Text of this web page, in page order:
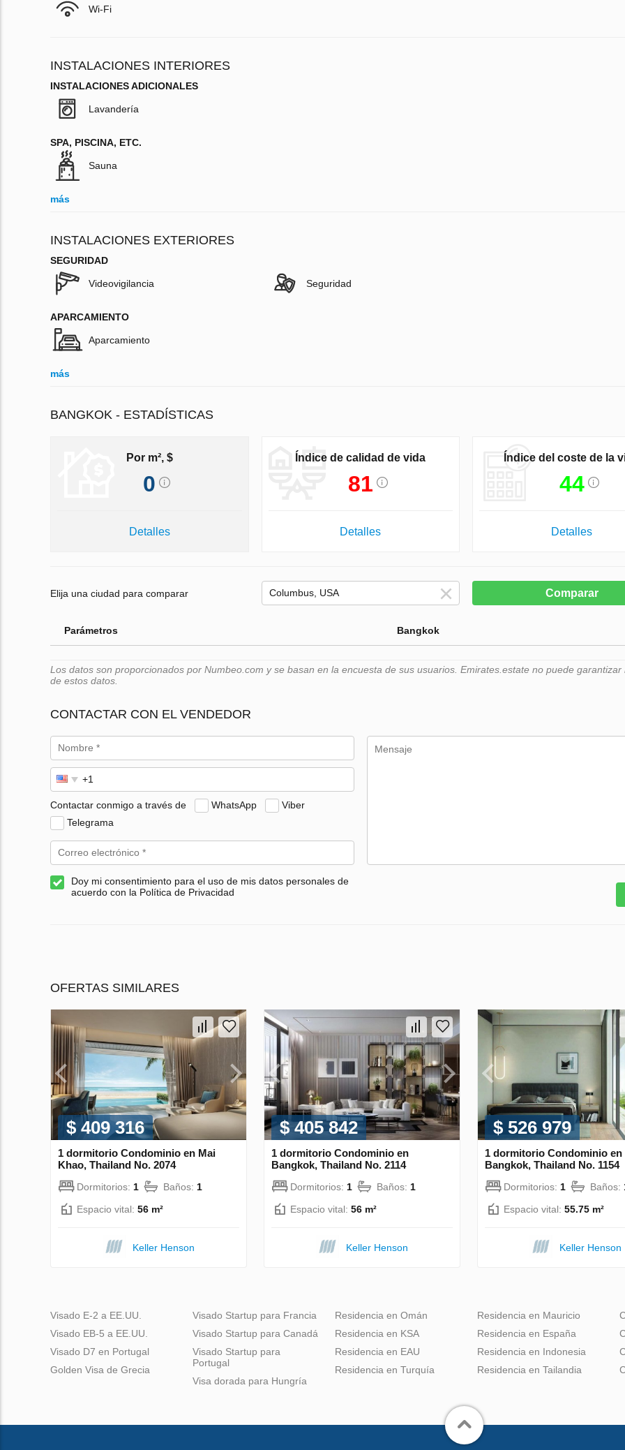
Wi-Fi
INSTALACIONES INTERIORES
INSTALACIONES ADICIONALES
Lavandería
SPA, PISCINA, ETC.
Sauna
más
INSTALACIONES EXTERIORES
SEGURIDAD
Videovigilancia Seguridad
APARCAMIENTO
Aparcamiento
más
BANGKOK - ESTADÍSTICAS
Por m², $
0
Detalles
Índice de calidad de vida
81
Detalles
Índice del coste de la
44
Detalles
Elija una ciudad para comparar Comparar
Parámetros Bangkok
Los datos son proporcionados por Numbeo.com y se basan en la encuesta de sus usuarios. Emirates.estate no puede garantizar
de estos datos.
CONTACTAR CON EL VENDEDOR
Contactar conmigo a través de WhatsApp
Viber
Telegrama
Doy mi consentimiento para el uso de mis datos personales de
acuerdo con la Política de Privacidad
OFERTAS SIMILARES
$ 409 316
1 dormitorio Condominio en Mai
Khao, Thailand No. 2074
Dormitorios: 1 Baños: 1
Espacio vital: 56 m²
Keller Henson
$ 405 842
1 dormitorio Condominio en
Bangkok, Thailand No. 2114
Dormitorios: 1 Baños: 1
Espacio vital: 56 m²
Keller Henson
$ 526 979
1 dormitorio Condominio en
Bangkok, Thailand No. 1154
Dormitorios: 1 Baños:
Espacio vital: 55.75 m²
Keller Henson
Visado E-2 a EE.UU.
Visado EB-5 a EE.UU.
Visado D7 en Portugal
Golden Visa de Grecia
Visado Startup para Francia
Visado Startup para Canadá
Visado Startup para
Portugal
Visa dorada para Hungría
Residencia en Omán
Residencia en KSA
Residencia en EAU
Residencia en Turquía
Residencia en Mauricio
Residencia en España
Residencia en Indonesia
Residencia en Tailandia